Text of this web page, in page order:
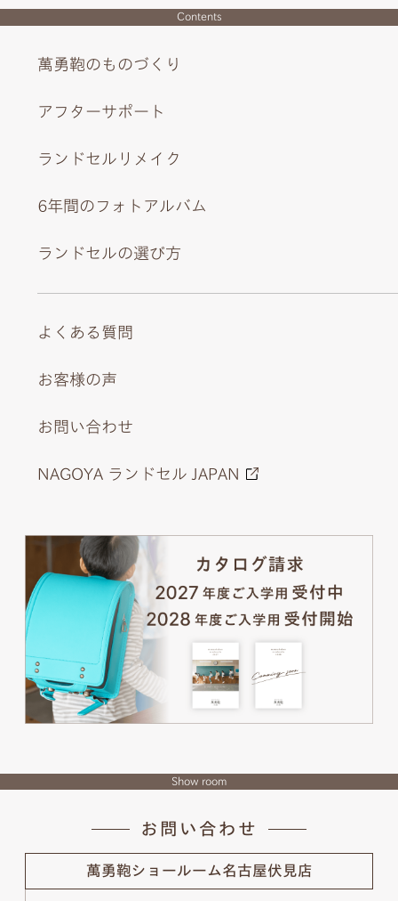
Contents
萬勇鞄のものづくり
アフターサポート
ランドセルリメイク
6年間のフォトアルバム
ランドセルの選び方
よくある質問
お客様の声
お問い合わせ
NAGOYA ランドセル JAPAN
Show room
お問い合わせ
萬勇鞄ショールーム名古屋伏見店